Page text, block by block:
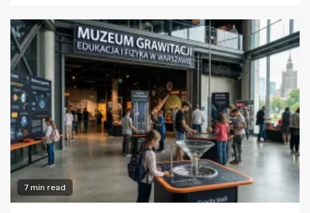
7 min read